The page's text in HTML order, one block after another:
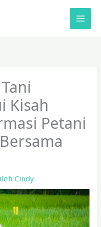
Kisah
Petani
Cindy